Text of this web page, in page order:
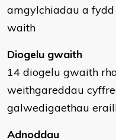
amgylchiadau a
waith
Diogelu gwaith
14 diogelu gwaith
weithgareddau
galwedigaethau
Adnoddau